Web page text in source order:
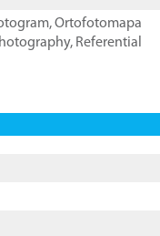
,Ortofotomapa
, Referential